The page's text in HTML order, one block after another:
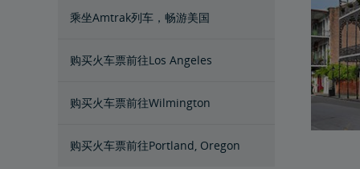
乘坐Amtrak列车，畅游美国
购买火车票前往Los Angeles
购买火车票前往Wilmington
购买火车票前往Portland, Oregon